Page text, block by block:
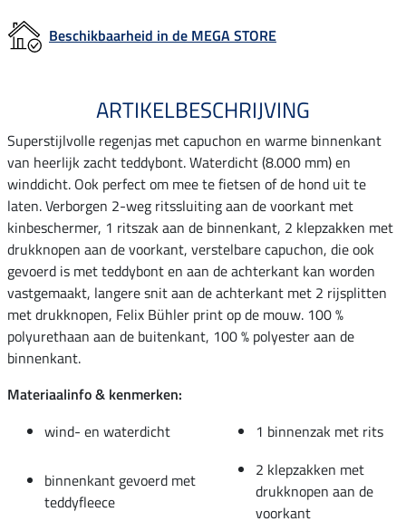
Beschikbaarheid in de MEGA STORE
ARTIKELBESCHRIJVING
Superstijlvolle regenjas met capuchon en warme binnenkant
van heerlijk zacht teddybont. Waterdicht (8.000 mm) en
winddicht. Ook perfect om mee te fietsen of de hond uit te
laten. Verborgen 2-weg ritssluiting aan de voorkant met
kinbeschermer, 1 ritszak aan de binnenkant, 2 klepzakken met
drukknopen aan de voorkant, verstelbare capuchon, die ook
gevoerd is met teddybont en aan de achterkant kan worden
vastgemaakt, langere snit aan de achterkant met 2 rijsplitten
met drukknopen, Felix Bühler print op de mouw. 100 %
polyurethaan aan de buitenkant, 100 % polyester aan de
binnenkant.
Materiaalinfo & kenmerken:
wind- en waterdicht
1 binnenzak met rits
binnenkant gevoerd met
teddyfleece
2 klepzakken met
drukknopen aan de
voorkant